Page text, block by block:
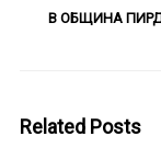
В ОБЩИНА
Related Posts